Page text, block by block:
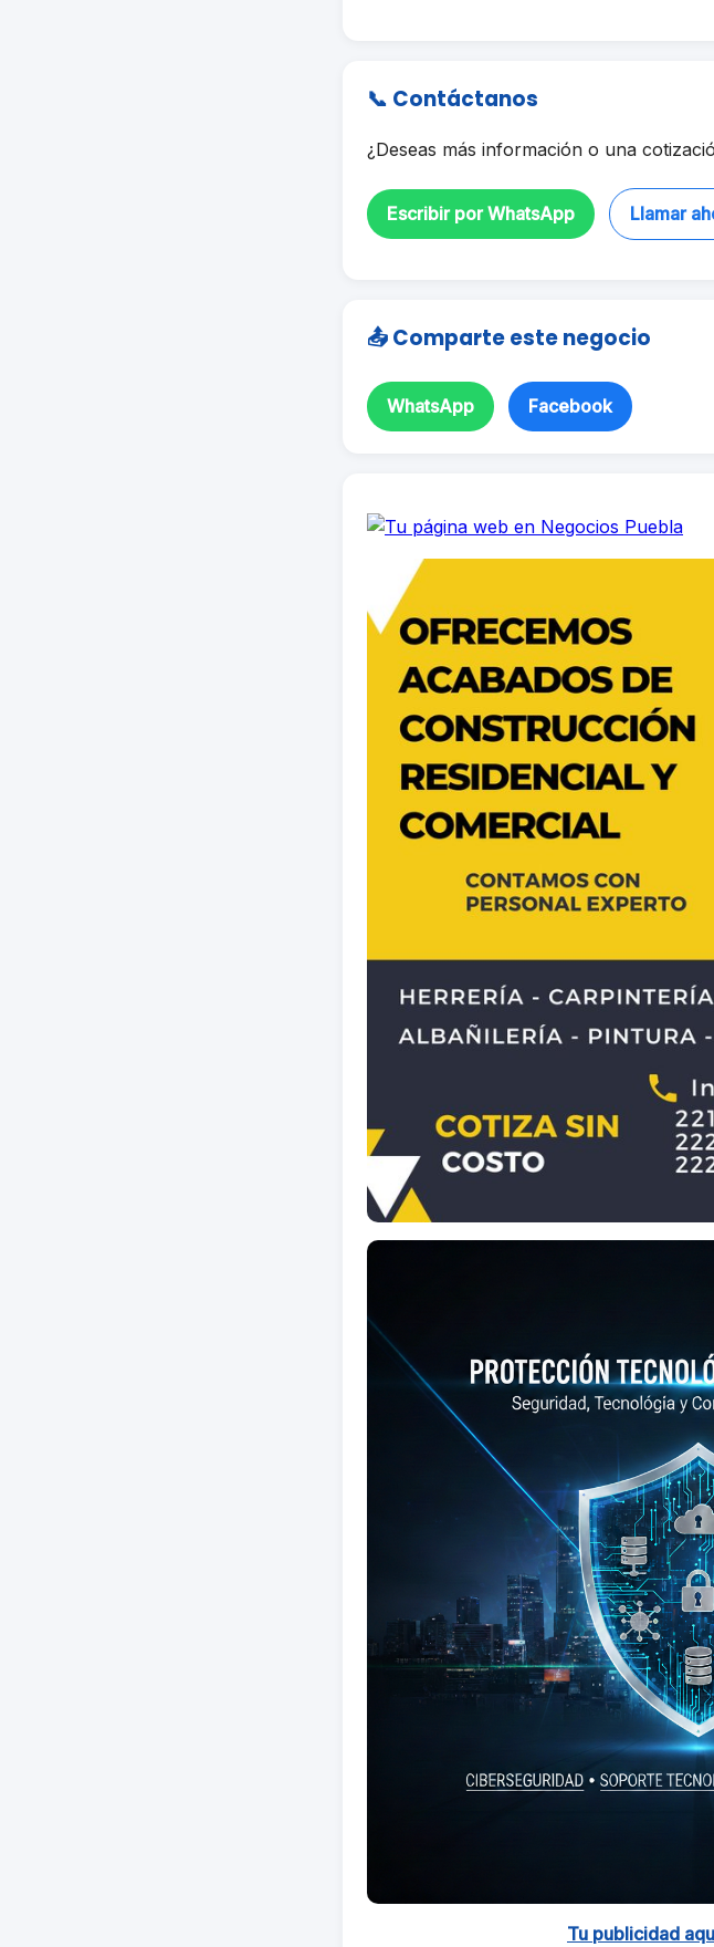
📞 Contáctanos
¿Deseas más información o una
Escribir por WhatsApp Llamar
📤 Comparte este negocio
WhatsApp Facebook
Tu publicidad